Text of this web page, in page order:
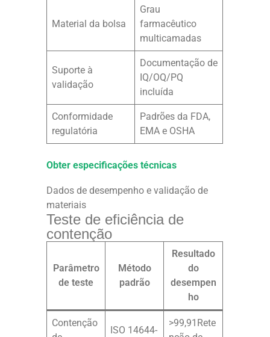
Material da bolsa
Grau
farmacêutico
multicamadas
Suporte à
validação
Documentação de
IQ/OQ/PQ
incluída
Conformidade
regulatória
Padrões da FDA,
EMA e OSHA
Obter especificações técnicas
Dados de desempenho e validação de
materiais
Teste de eficiência de
contenção
Parâmetro
de teste
Método
padrão
Resultado
do
desempen
ho
Contenção
ISO 14644-
>99,91Rete